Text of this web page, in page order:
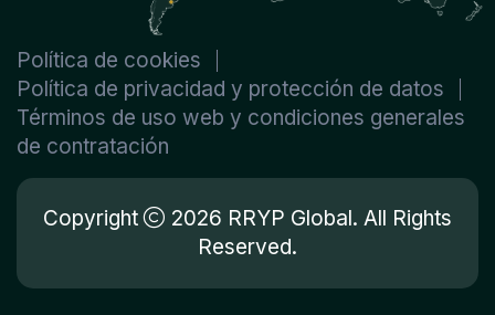
Política de cookies
Política de privacidad y protección de datos
Términos de uso web y condiciones generales
de contratación
Copyright
2026 RRYP Global. All Rights
Reserved.